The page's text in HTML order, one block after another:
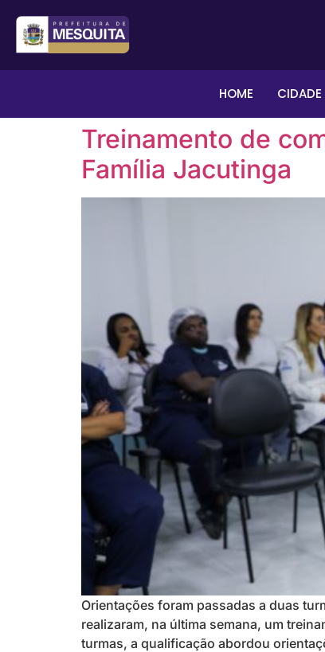
HOME CIDADE
Treinamento de
Família Jacutinga
Orientações foram passadas a duas
realizaram, na última semana, um
turmas, a qualificação abordou